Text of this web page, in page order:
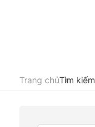
Trang chủTìm kiếm